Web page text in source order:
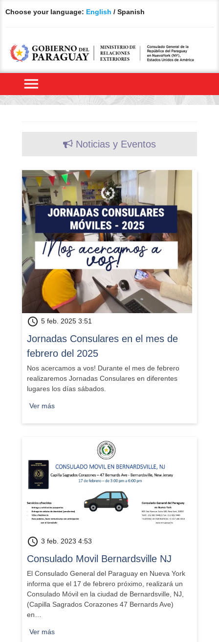
Choose your language: English / Spanish
menu
Noticias y Eventos
schedule 5 feb. 2025 3:51
Jornadas Consulares en el mes de
febrero del 2025
Nos acercamos a vos! Durante el mes de febrero
realizaremos Jornadas Consulares en diferentes
lugares los días sábados.
Ver más
schedule 3 feb. 2023 4:53
Consulado Movil Bernardsville NJ
El Consulado General del Paraguay en Nueva York
informa que el 17 de febrero próximo, realizará un
Consulado Móvil en la ciudad de Bernardsville, NJ,
(Capilla Sagrados Corazones 47 Bernards Ave)
en…
Ver más